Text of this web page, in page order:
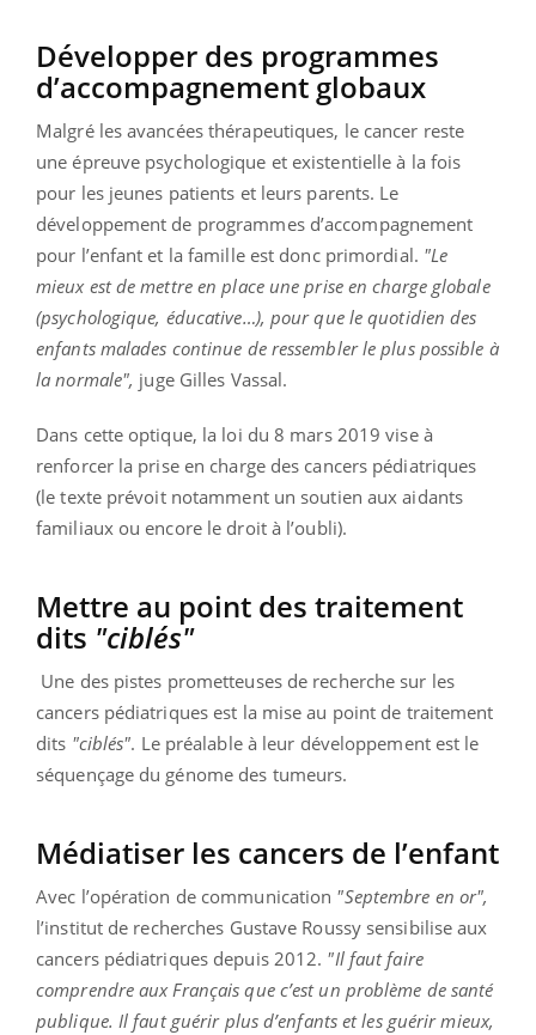
Développer des programmes
d’accompagnement globaux
Malgré les avancées thérapeutiques, le cancer reste
une épreuve psychologique et existentielle à la fois
pour les jeunes patients et leurs parents. Le
développement de programmes d’accompagnement
pour l’enfant et la famille est donc primordial. "Le
mieux est de mettre en place une prise en charge globale
(psychologique, éducative…), pour que le quotidien des
enfants malades continue de ressembler le plus possible à
la normale", juge Gilles Vassal.
Dans cette optique, la loi du 8 mars 2019 vise à
renforcer la prise en charge des cancers pédiatriques
(le texte prévoit notamment un soutien aux aidants
familiaux ou encore le droit à l’oubli).
Mettre au point des traitement
dits "ciblés"
Une des pistes prometteuses de recherche sur les
cancers pédiatriques est la mise au point de traitement
dits "ciblés". Le préalable à leur développement est le
séquençage du génome des tumeurs.
Médiatiser les cancers de l’enfant
Avec l’opération de communication "Septembre en or",
l’institut de recherches Gustave Roussy sensibilise aux
cancers pédiatriques depuis 2012. "Il faut faire
comprendre aux Français que c’est un problème de santé
publique. Il faut guérir plus d’enfants et les guérir mieux,